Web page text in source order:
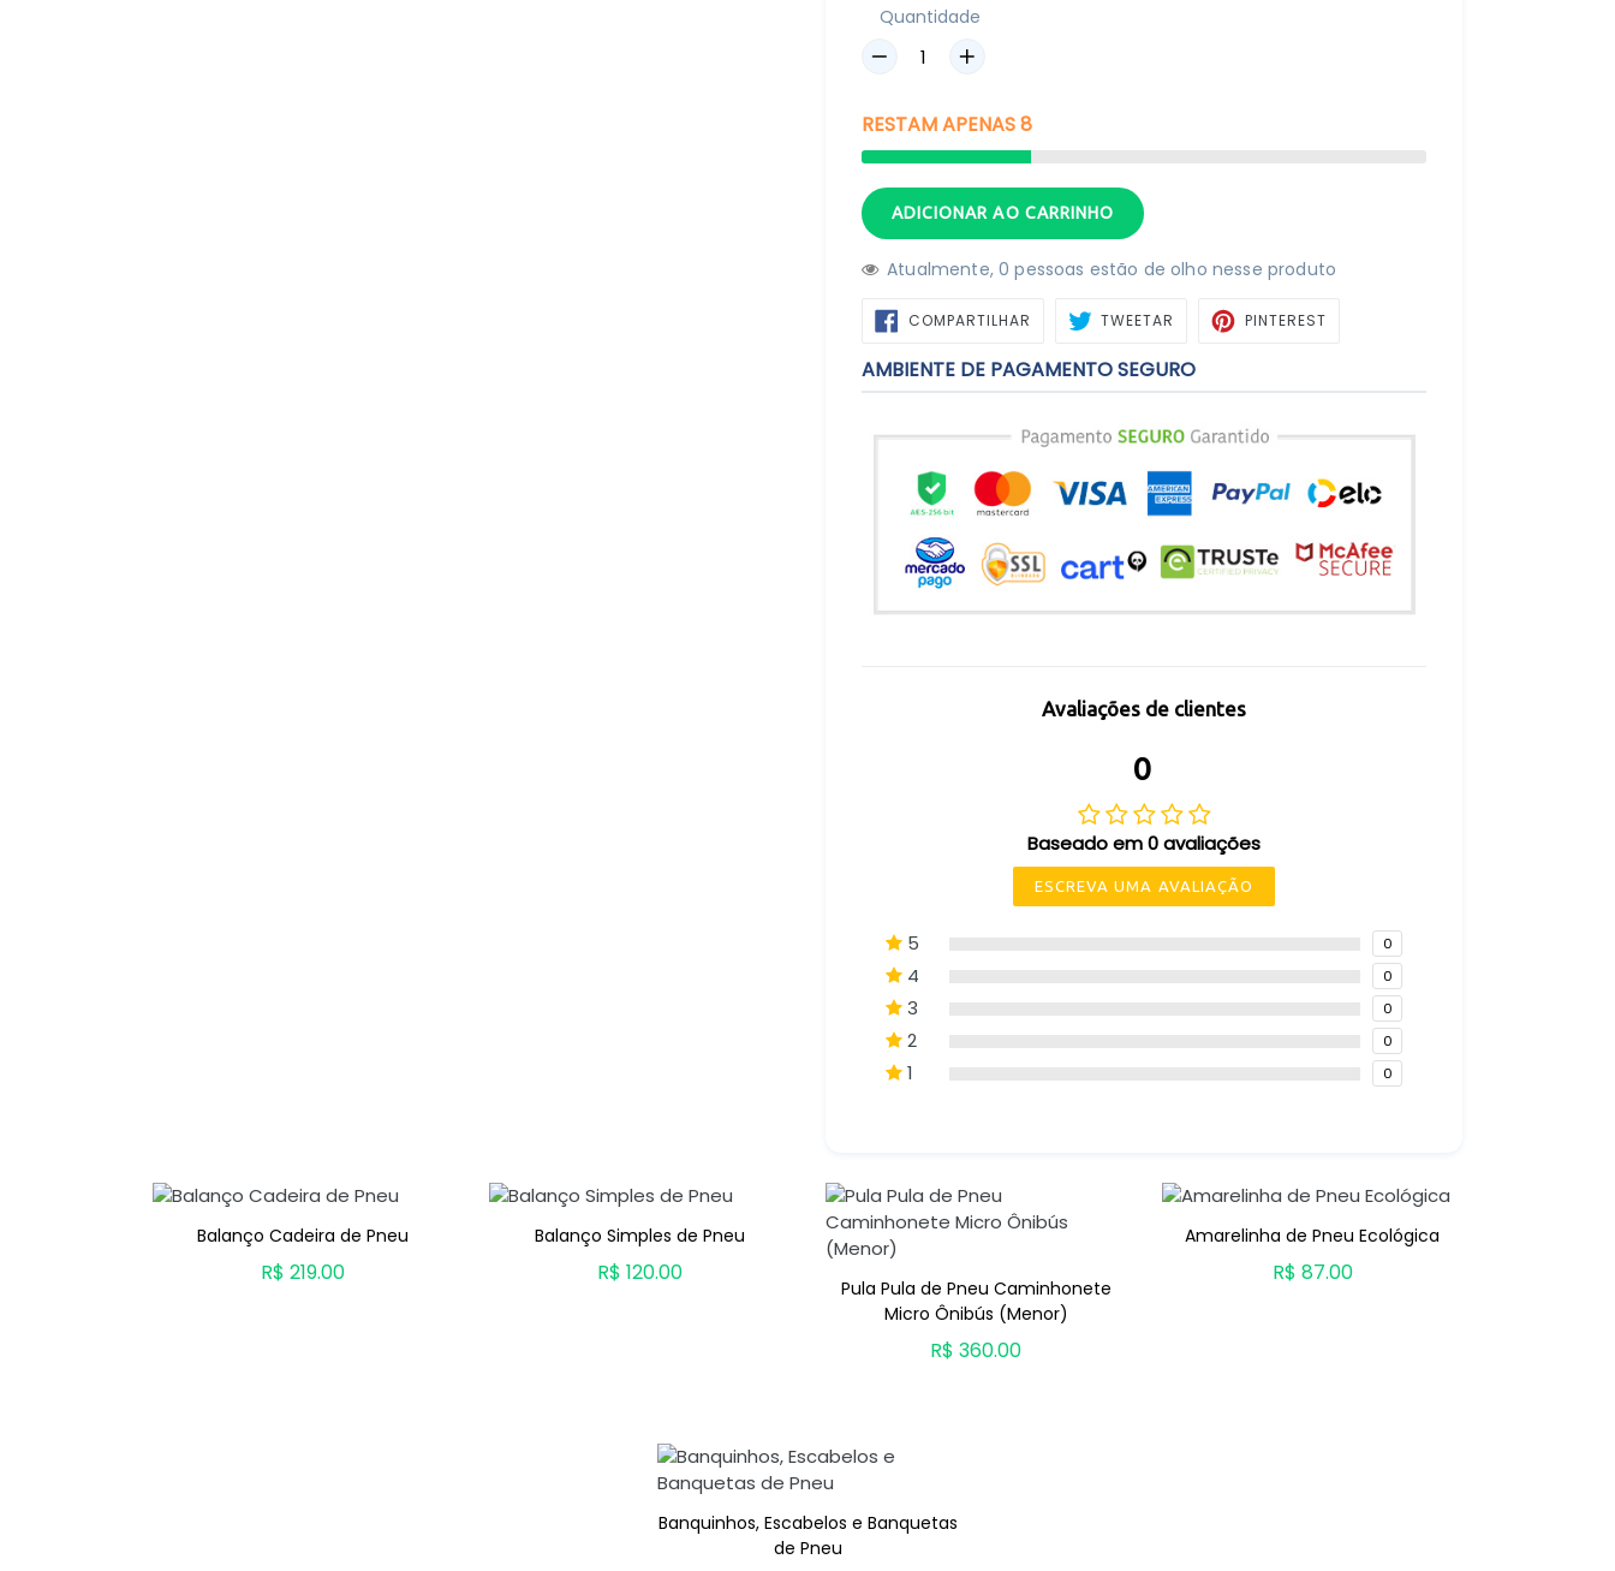
Quantidade
RESTAMAPENAS8
ADICIONAR AO CARRINHO
Atualmente,6 pessoas estão de olho nesse produto
COMPARTILHAR COMPARTILHAR
TWEETAR TWEETARPINTERESTPIN
AMBIENTE DE PAGAMENTO SEGURO
Avaliações de clientes
0
Baseado em 0 avaliações
ESCREVA UMA AVALIAÇÃO
5 0
4 0
3 0
2 0
1 0
Balanço Cadeira de Pneu
R$ 219.00
Balanço Simples de Pneu
R$ 120.00
Pula Pula de Pneu Caminhonete
Micro Ônibús (Menor)
R$ 360.00
Amarelinha de Pneu Ecológica
R$ 87.00
Banquinhos, Escabelos e Banquetas
de Pneu